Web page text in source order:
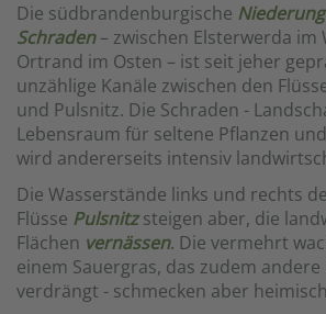
Die südbrandenburgische
Schraden– zwischen Elsterwerda im
Ortrand im Osten – ist seit jeher
unzählige Kanäle zwischen den
und Pulsnitz. Die Schraden -
Lebensraum für seltene Pflanzen
wird andererseits intensiv
Die Wasserstände links und rechts
Flüsse Pulsnitzsteigen aber, die
Flächen vernässen. Die vermehrt
einem Sauergras, das zudem
verdrängt - schmecken aber